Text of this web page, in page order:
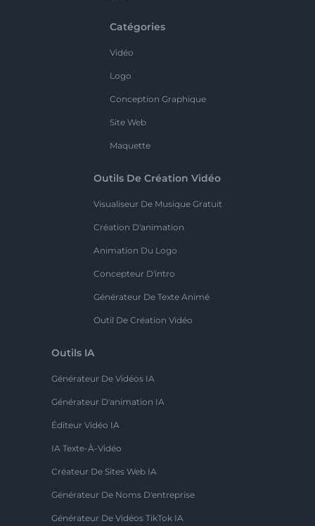
Catégories
Vidéo
Logo
Conception Graphique
Site Web
Maquette
Outils De Création Vidéo
Visualiseur De Musique Gratuit
Création D'animation
Animation Du Logo
Concepteur D'intro
Générateur De Texte Animé
Outil De Création Vidéo
Outils IA
Générateur De Vidéos IA
Générateur D'animation IA
Éditeur Vidéo IA
IA Texte-À-Vidéo
Créateur De Sites Web IA
Générateur De Noms D'entreprise
Générateur De Vidéos TikTok IA